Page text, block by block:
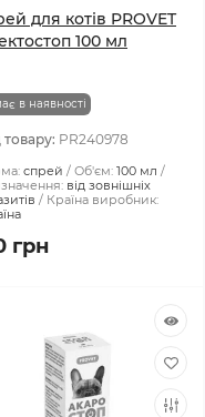
для котів PROVET
100 мл
в наявності
PR240978
спрей Об'єм: 100 мл
від зовнішніх
Країна виробник:
грн